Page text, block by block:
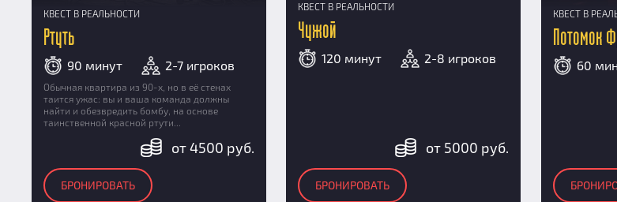
КВЕСТ В РЕАЛЬНОСТИ
Ртуть
90 минут 2-7 игроков
Обычная квартира из 90-х, но в её стенах
таится ужас: вы и ваша команда должны
найти и обезвредить бомбу, на основе
таинственной красной ртути...
от 4500 руб.
БРОНИРОВАТЬ
КВЕСТ В РЕАЛЬНОСТИ
Чужой
120 минут 2-8 игроков
от 5000 руб.
БРОНИРОВАТЬ
КВЕСТ В
Потомок
60